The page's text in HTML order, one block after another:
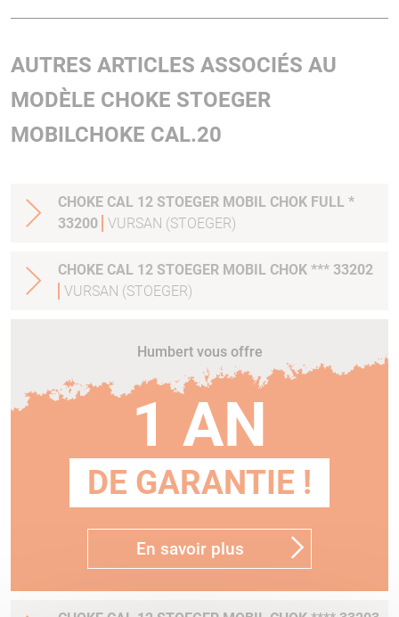
AUTRES ARTICLES ASSOCIÉS AU
MODÈLE CHOKE STOEGER
MOBILCHOKE CAL.20
CHOKE CAL 12 STOEGER MOBIL CHOK FULL *
33200 VURSAN (STOEGER)
CHOKE CAL 12 STOEGER MOBIL CHOK *** 33202
VURSAN (STOEGER)
Humbert vous offre
1 AN
DE GARANTIE !
En savoir plus